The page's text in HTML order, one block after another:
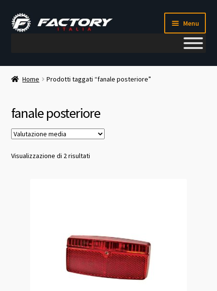
Vai
alla
Vai
al
Menu
Il mio account
Chi siamo
Home Prodotti taggati “fanale posteriore”
fanale posteriore
Visualizzazione di 2 risultatiValutazione